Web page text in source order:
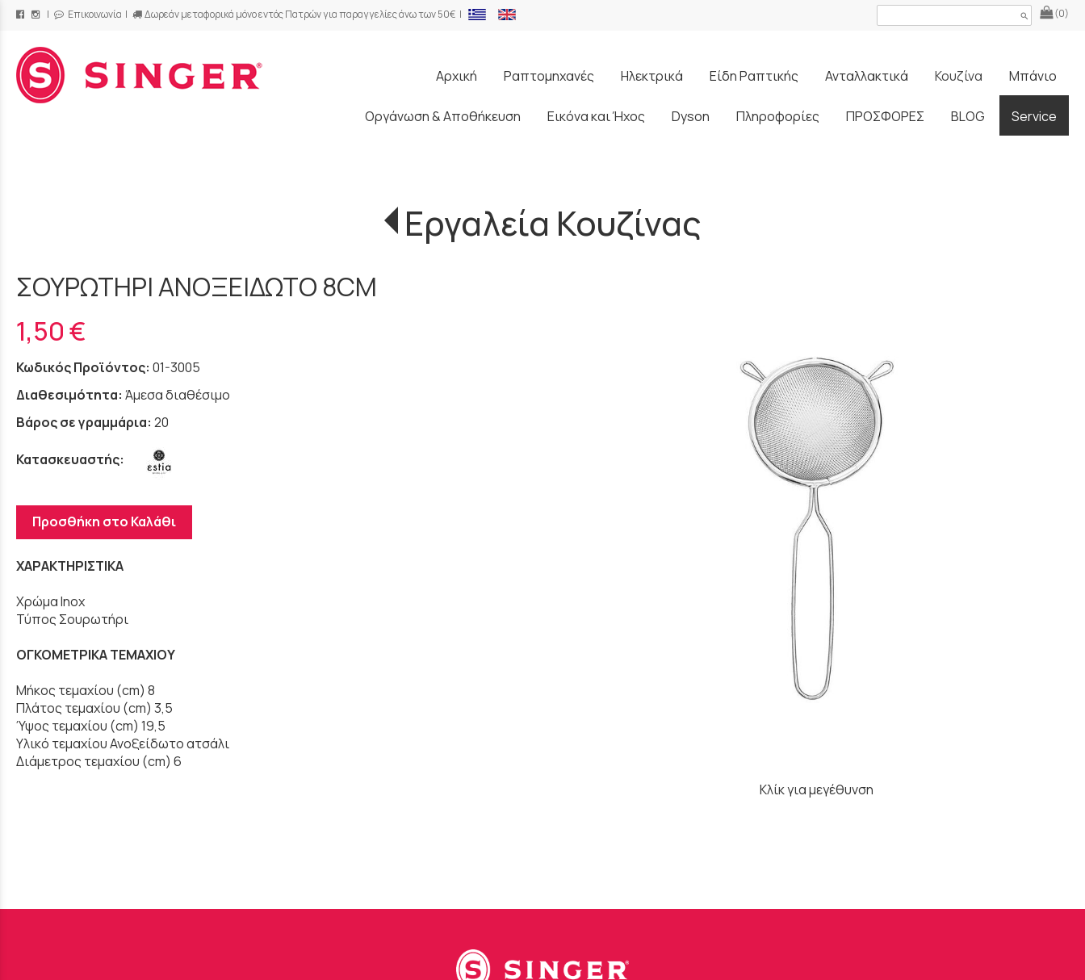
| Επικοινωνία | Δωρεάν μεταφορικά μόνο εντός Πατρών για παραγγελίες άνω των 50€ | (0)
search
Αρχική
Ραπτομηχανές Ηλεκτρικά Είδη Ραπτικής Ανταλλακτικά Κουζίνα Μπάνιο
Οργάνωση & Αποθήκευση Εικόνα και Ήχος Dyson Πληροφορίες ΠΡΟΣΦΟΡΕΣ BLOG Service
Εργαλεία Κουζίνας
Κλίκ για μεγέθυνση
ΣΟΥΡΩΤΗΡΙ ΑΝΟΞΕΙΔΩΤΟ 8CM
1,50 €
Κωδικός Προϊόντος: 01-3005
Διαθεσιμότητα: Άμεσα διαθέσιμο
Βάρος σε γραμμάρια: 20
Κατασκευαστής:
Προσθήκη στο Καλάθι
ΧΑΡΑΚΤΗΡΙΣΤΙΚΑ
Χρώμα Inox
Τύπος Σουρωτήρι
ΟΓΚΟΜΕΤΡΙΚΑ ΤΕΜΑΧΙΟΥ
Μήκος τεμαχίου (cm) 8
Πλάτος τεμαχίου (cm) 3,5
Ύψος τεμαχίου (cm) 19,5
Υλικό τεμαχίου Ανοξείδωτο ατσάλι
Διάμετρος τεμαχίου (cm) 6